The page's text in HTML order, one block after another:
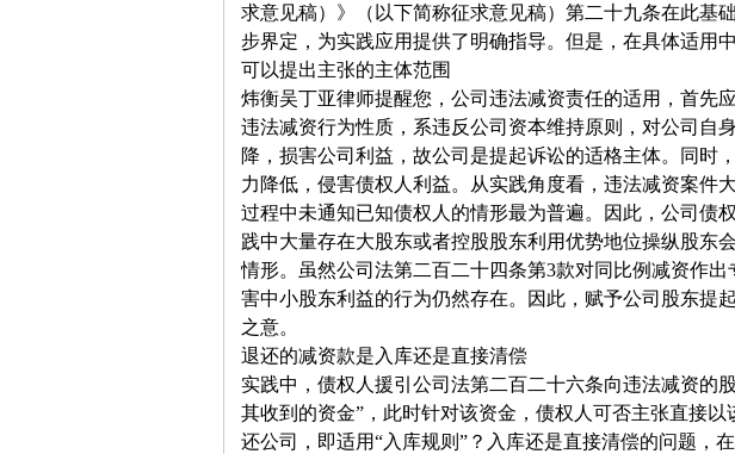
求意见稿）》（以下简称征求意见稿）第二十九条在此基
步界定，为实践应用提供了明确指导。但是，在具体适用
可以提出主张的主体范围
炜衡吴丁亚律师提醒您，公司违法减资责任的适用，首先
违法减资行为性质，系违反公司资本维持原则，对公司自
降，损害公司利益，故公司是提起诉讼的适格主体。同时
力降低，侵害债权人利益。从实践角度看，违法减资案件
过程中未通知已知债权人的情形最为普遍。因此，公司债
践中大量存在大股东或者控股股东利用优势地位操纵股东
情形。虽然公司法第二百二十四条第3款对同比例减资作
害中小股东利益的行为仍然存在。因此，赋予公司股东提
之意。
退还的减资款是入库还是直接清偿
实践中，债权人援引公司法第二百二十六条向违法减资的
其收到的资金”，此时针对该资金，债权人可否主张直接
还公司，即适用“入库规则”？入库还是直接清偿的问题，